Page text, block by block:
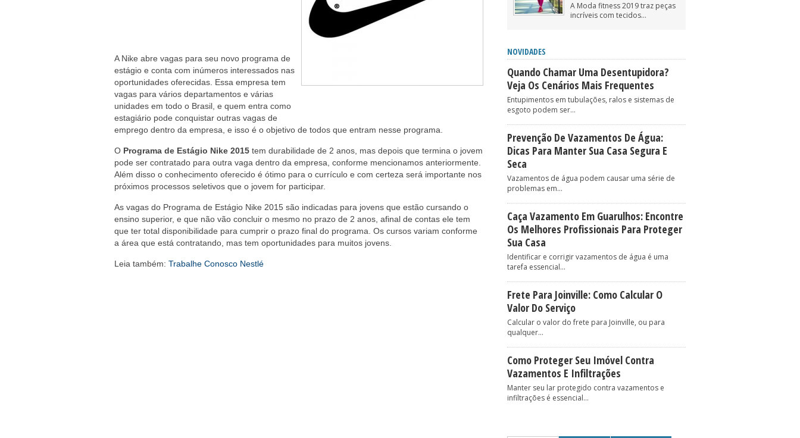
A Nike abre vagas para seu novo programa de
estágio e conta com inúmeros interessados nas
oportunidades oferecidas. Essa empresa tem
vagas para vários departamentos e várias
unidades em todo o Brasil, e quem entra como
estagiário pode conquistar outras vagas de
emprego dentro da empresa, e isso é o objetivo de todos que entram nesse programa.
O Programa de Estágio Nike 2015 tem durabilidade de 2 anos, mas depois que termina o jovem
pode ser contratado para outra vaga dentro da empresa, conforme mencionamos anteriormente.
Além disso o conhecimento oferecido é ótimo para o currículo e com certeza será importante nos
próximos processos seletivos que o jovem for participar.
As vagas do Programa de Estágio Nike 2015 são indicadas para jovens que estão cursando o
ensino superior, e que não vão concluir o mesmo no prazo de 2 anos, afinal de contas ele tem
que ter total disponibilidade para cumprir o prazo final do programa. Os cursos variam conforme
a área que está contratando, mas tem oportunidades para muitos jovens.
Leia também: Trabalhe Conosco Nestlé
A Moda fitness 2019 traz peças
incríveis com tecidos...
NOVIDADES
Quando Chamar Uma Desentupidora?
Veja Os Cenários Mais Frequentes
Entupimentos em tubulações, ralos e sistemas de
esgoto podem ser...
Prevenção De Vazamentos De Água:
Dicas Para Manter Sua Casa Segura E
Seca
Vazamentos de água podem causar uma série de
problemas em...
Caça Vazamento Em Guarulhos: Encontre
Os Melhores Profissionais Para Proteger
Sua Casa
Identificar e corrigir vazamentos de água é uma
tarefa essencial...
Frete Para Joinville: Como Calcular O
Valor Do Serviço
Calcular o valor do frete para Joinville, ou para
qualquer...
Como Proteger Seu Imóvel Contra
Vazamentos E Infiltrações
Manter seu lar protegido contra vazamentos e
infiltrações é essencial...